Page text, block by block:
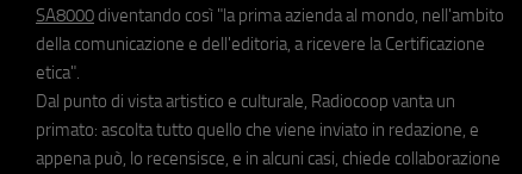
SA8000 diventando così "la prima azienda al mondo, nell'ambito
della comunicazione e dell'editoria, a ricevere la Certificazione
etica".
Dal punto di vista artistico e culturale, Radiocoop vanta un
primato: ascolta tutto quello che viene inviato in redazione, e
appena può, lo recensisce, e in alcuni casi, chiede collaborazione